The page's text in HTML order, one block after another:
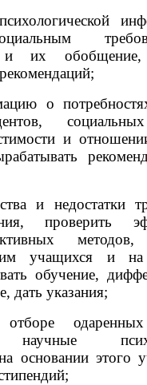
и их обобщение,
о
и
и недостатки
проверить
методов,
учащихся и
обучение,
дать указания;
одаренных
научные
основании этого